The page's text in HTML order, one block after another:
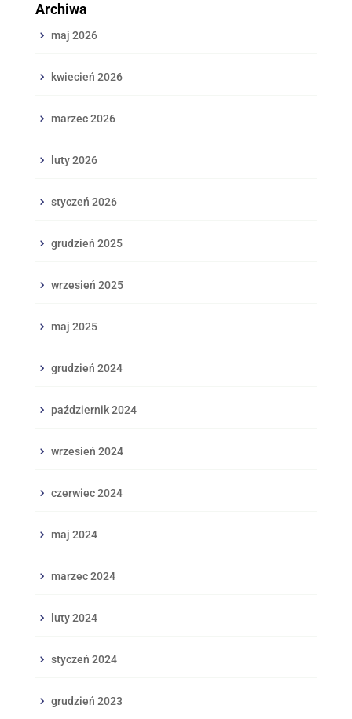
Archiwa
maj 2026
kwiecień 2026
marzec 2026
luty 2026
styczeń 2026
grudzień 2025
wrzesień 2025
maj 2025
grudzień 2024
październik 2024
wrzesień 2024
czerwiec 2024
maj 2024
marzec 2024
luty 2024
styczeń 2024
grudzień 2023